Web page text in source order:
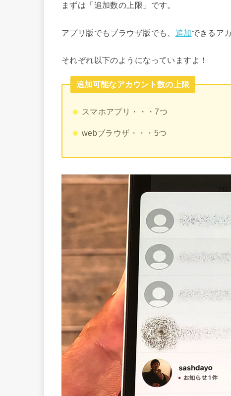
まずは「追加数の上限」です。
アプリ版でもブラウザ版でも、 追加できるア
それぞれ以下のようになっていますよ！
追加可能なアカウント数の上限
スマホアプリ・・・7つ
webブラウザ・・・5つ